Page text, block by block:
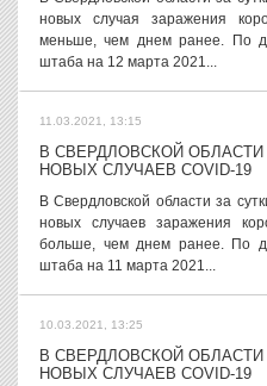
новых случая заражения
меньше, чем днем ранее. По
штаба на 12 марта 2021...
11.03.2021, 13:15
В СВЕРДЛОВСКОЙ ОБЛАСТИ
НОВЫХ СЛУЧАЕВ COVID-19
В Свердловской области за
новых случаев заражения
больше, чем днем ранее. По
штаба на 11 марта 2021...
10.03.2021, 13:25
В СВЕРДЛОВСКОЙ ОБЛАСТИ
НОВЫХ СЛУЧАЕВ COVID-19